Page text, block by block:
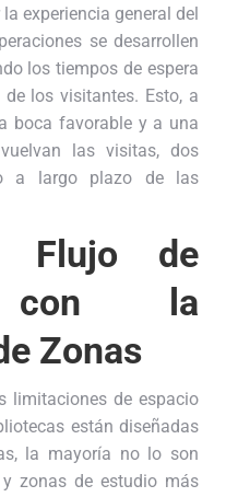
experiencia general del
se desarrollen
los tiempos de espera
los visitantes. Esto, a
boca favorable y a una
las visitas, dos
a largo plazo de las
Flujo de
con la
Zonas
limitaciones de espacio
están diseñadas
la mayoría no lo son
zonas de estudio más